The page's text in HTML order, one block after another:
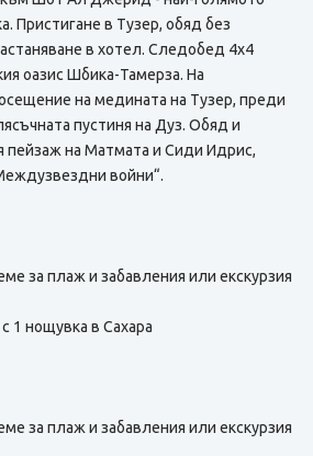
Пристигане в Тузер, обяд без
в хотел. Следобед 4х4
оазис Шбика-Тамерза. На
на медината на Тузер, преди
пустиня на Дуз. Обяд и
пейзаж на Матмата и Сиди Идрис,
войни“.
за плаж и забавления или екскурзия
1 нощувка в Сахара
за плаж и забавления или екскурзия